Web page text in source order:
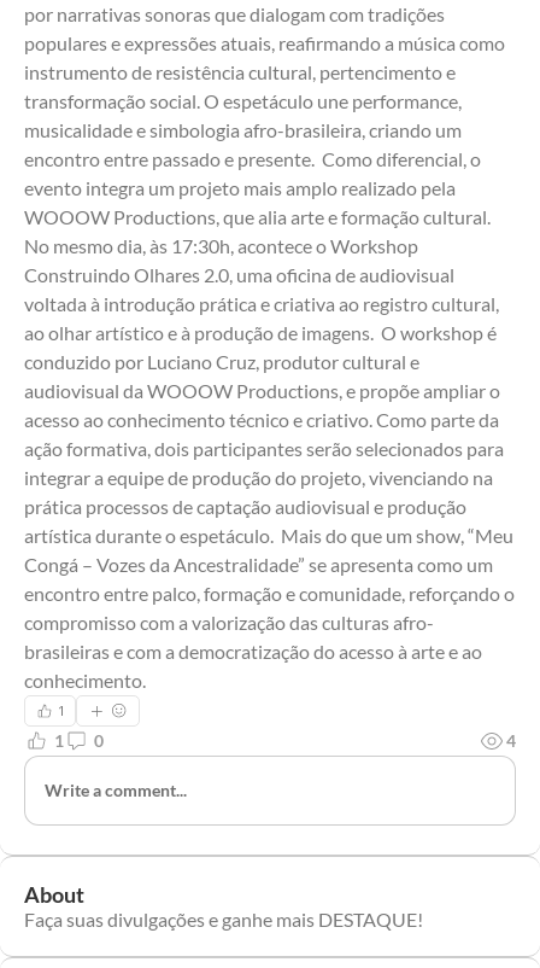
por narrativas sonoras que dialogam com tradições
populares e expressões atuais, reafirmando a música como
instrumento de resistência cultural, pertencimento e
transformação social. O espetáculo une performance,
musicalidade e simbologia afro-brasileira, criando um
encontro entre passado e presente.  Como diferencial, o
evento integra um projeto mais amplo realizado pela
WOOOW Productions, que alia arte e formação cultural.
No mesmo dia, às 17:30h, acontece o Workshop
Construindo Olhares 2.0, uma oficina de audiovisual
voltada à introdução prática e criativa ao registro cultural,
ao olhar artístico e à produção de imagens.  O workshop é
conduzido por Luciano Cruz, produtor cultural e
audiovisual da WOOOW Productions, e propõe ampliar o
acesso ao conhecimento técnico e criativo. Como parte da
ação formativa, dois participantes serão selecionados para
integrar a equipe de produção do projeto, vivenciando na
prática processos de captação audiovisual e produção
artística durante o espetáculo.  Mais do que um show, “Meu
Congá – Vozes da Ancestralidade” se apresenta como um
encontro entre palco, formação e comunidade, reforçando o
compromisso com a valorização das culturas afro-
brasileiras e com a democratização do acesso à arte e ao
conhecimento.
1
1 0 4
Write a comment...
About
Faça suas divulgações e ganhe mais DESTAQUE!